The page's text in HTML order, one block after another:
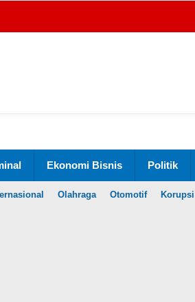
Ekonomi Bisnis Politik
Olahraga Otomotif Korupsi